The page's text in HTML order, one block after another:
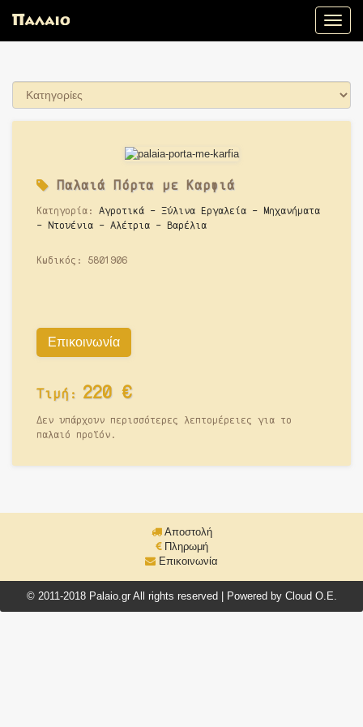
Toggle
Παλαιά Πόρτα με Καρφιά
Κατηγορία: Αγροτικά - Ξύλινα Εργαλεία - Μηχανήματα
- Ντουένια - Αλέτρια - Βαρέλια
Κωδικός: 5801906
Επικοινωνία
Τιμή: 220€
Δεν υπάρχουν περισσότερες λεπτομέρειες για το
παλαιό προϊόν.
Αποστολή
Πληρωμή
Επικοινωνία
© 2011-2018 Palaio.gr All rights reserved | Powered by Cloud O.E.